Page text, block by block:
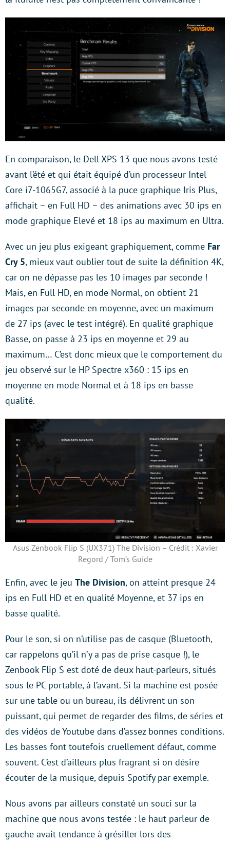
En comparaison, le Dell XPS 13 que nous avons testé
avant l’été et qui était équipé d’un processeur Intel
Core i7-1065G7, associé à la puce graphique Iris Plus,
affichait – en Full HD – des animations avec 30 ips en
mode graphique Elevé et 18 ips au maximum en Ultra.
Avec un jeu plus exigeant graphiquement, comme Far
Cry 5, mieux vaut oublier tout de suite la définition 4K,
car on ne dépasse pas les 10 images par seconde !
Mais, en Full HD, en mode Normal, on obtient 21
images par seconde en moyenne, avec un maximum
de 27 ips (avec le test intégré). En qualité graphique
Basse, on passe à 23 ips en moyenne et 29 au
maximum… C’est donc mieux que le comportement du
jeu observé sur le HP Spectre x360 : 15 ips en
moyenne en mode Normal et à 18 ips en basse
qualité.
Asus Zenbook Flip S (UX371) The Division – Crédit : Xavier
Regord / Tom’s Guide
Enfin, avec le jeu The Division, on atteint presque 24
ips en Full HD et en qualité Moyenne, et 37 ips en
basse qualité.
Pour le son, si on n’utilise pas de casque (Bluetooth,
car rappelons qu’il n’y a pas de prise casque !), le
Zenbook Flip S est doté de deux haut-parleurs, situés
sous le PC portable, à l’avant. Si la machine est posée
sur une table ou un bureau, ils délivrent un son
puissant, qui permet de regarder des films, de séries et
des vidéos de Youtube dans d’assez bonnes conditions.
Les basses font toutefois cruellement défaut, comme
souvent. C’est d’ailleurs plus fragrant si on désire
écouter de la musique, depuis Spotify par exemple.
Nous avons par ailleurs constaté un souci sur la
machine que nous avons testée : le haut parleur de
gauche avait tendance à grésiller lors des